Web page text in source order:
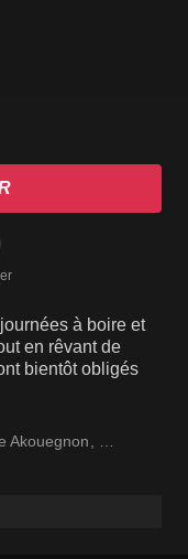
à boire et
en rêvant de
bientôt obligés
Akouegnon,